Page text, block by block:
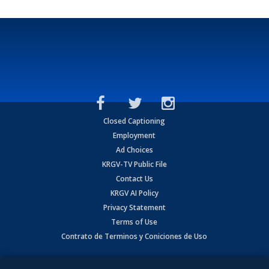
Closed Captioning
Employment
Ad Choices
KRGV-TV Public File
Contact Us
KRGV AI Policy
Privacy Statement
Terms of Use
Contrato de Terminos y Coniciones de Uso